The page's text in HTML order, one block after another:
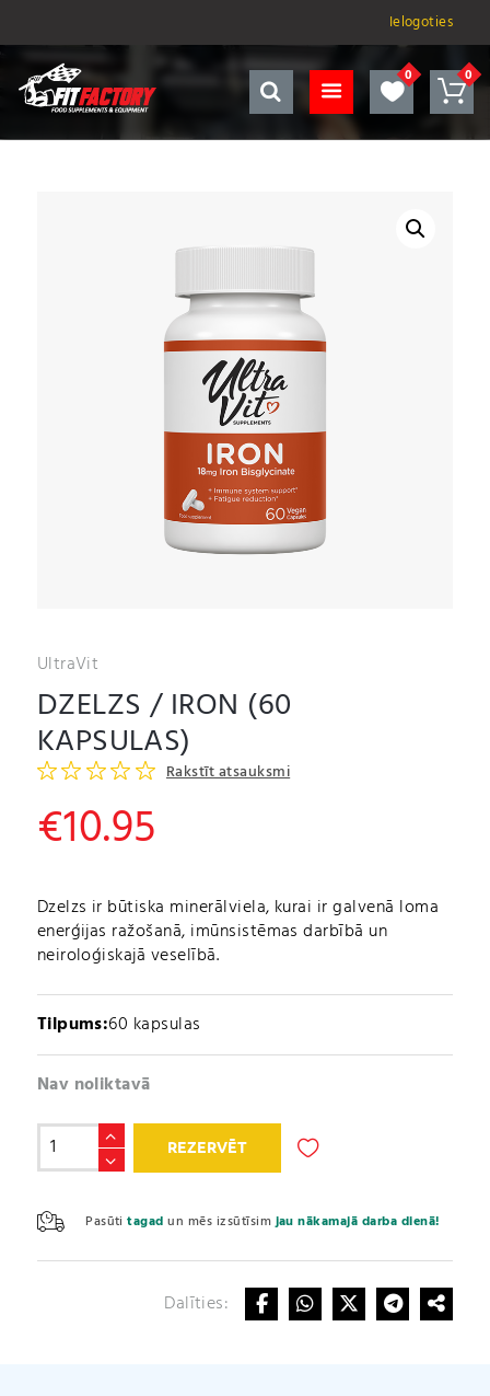
Ielogoties
UltraVit
DZELZS / IRON (60
KAPSULAS)
Rakstīt atsauksmi
€10.95
Dzelzs ir būtiska minerālviela, kurai ir galvenā loma
enerģijas ražošanā, imūnsistēmas darbībā un
neiroloģiskajā veselībā.
Tilpums:60 kapsulas
Nav noliktavā
Dzelzs
(60
kapsulas)
daudzums
REZERVĒT
Pasūtitagad un mēs izsūtīsimjau nākamajā darba dienā!
e
r
n
Dalīties: